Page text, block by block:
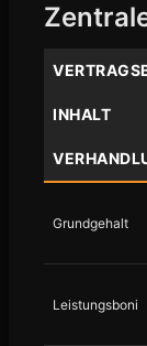
INHALT
Grundgehalt
Leistungsboni